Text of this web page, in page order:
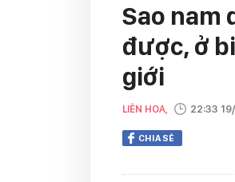
Sao nam
được, ở
giới
LIÊN HOA, 22:33
CHIA SẺ